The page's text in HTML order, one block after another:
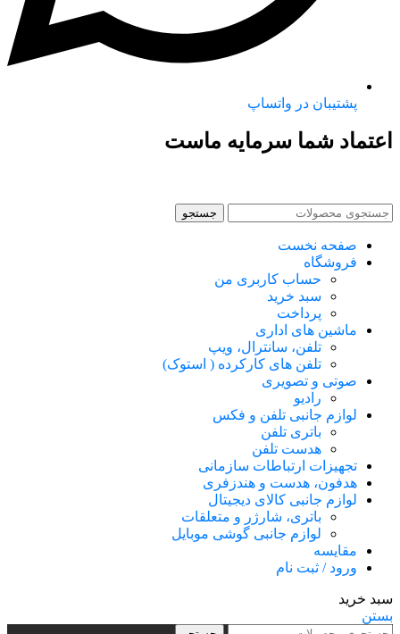
پشتیبان در واتساپ
اعتماد شما سرمایه ماست
جستجو
صفحه نخست
فروشگاه
حساب کاربری من
سبد خرید
پرداخت
ماشین های اداری
تلفن، سانترال، ویپ
تلفن های کارکرده ( استوک)
صوتی و تصویری
رادیو
لوازم جانبی تلفن و فکس
باتری تلفن
هدست تلفن
تجهیزات ارتباطات سازمانی
هدفون، هدست و هندزفری
لوازم جانبی کالای دیجیتال
باتری، شارژر و متعلقات
لوازم جانبی گوشی موبایل
مقایسه
ورود / ثبت نام
سبد خرید
بستن